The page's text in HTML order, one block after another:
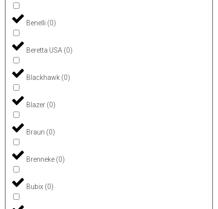
Benelli (0)
Beretta USA (0)
Blackhawk (0)
Blazer (0)
Braun (0)
Brenneke (0)
Bubix (0)